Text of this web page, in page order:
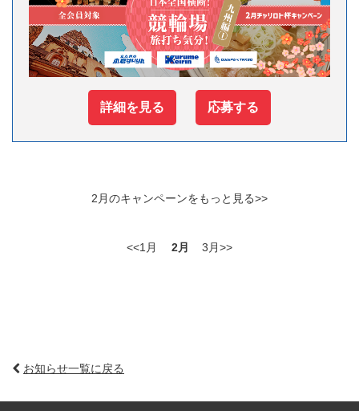
詳細を見る 応募する
2月のキャンペーンをもっと見る>>
<<1月 2月 3月>>
お知らせ一覧に戻る